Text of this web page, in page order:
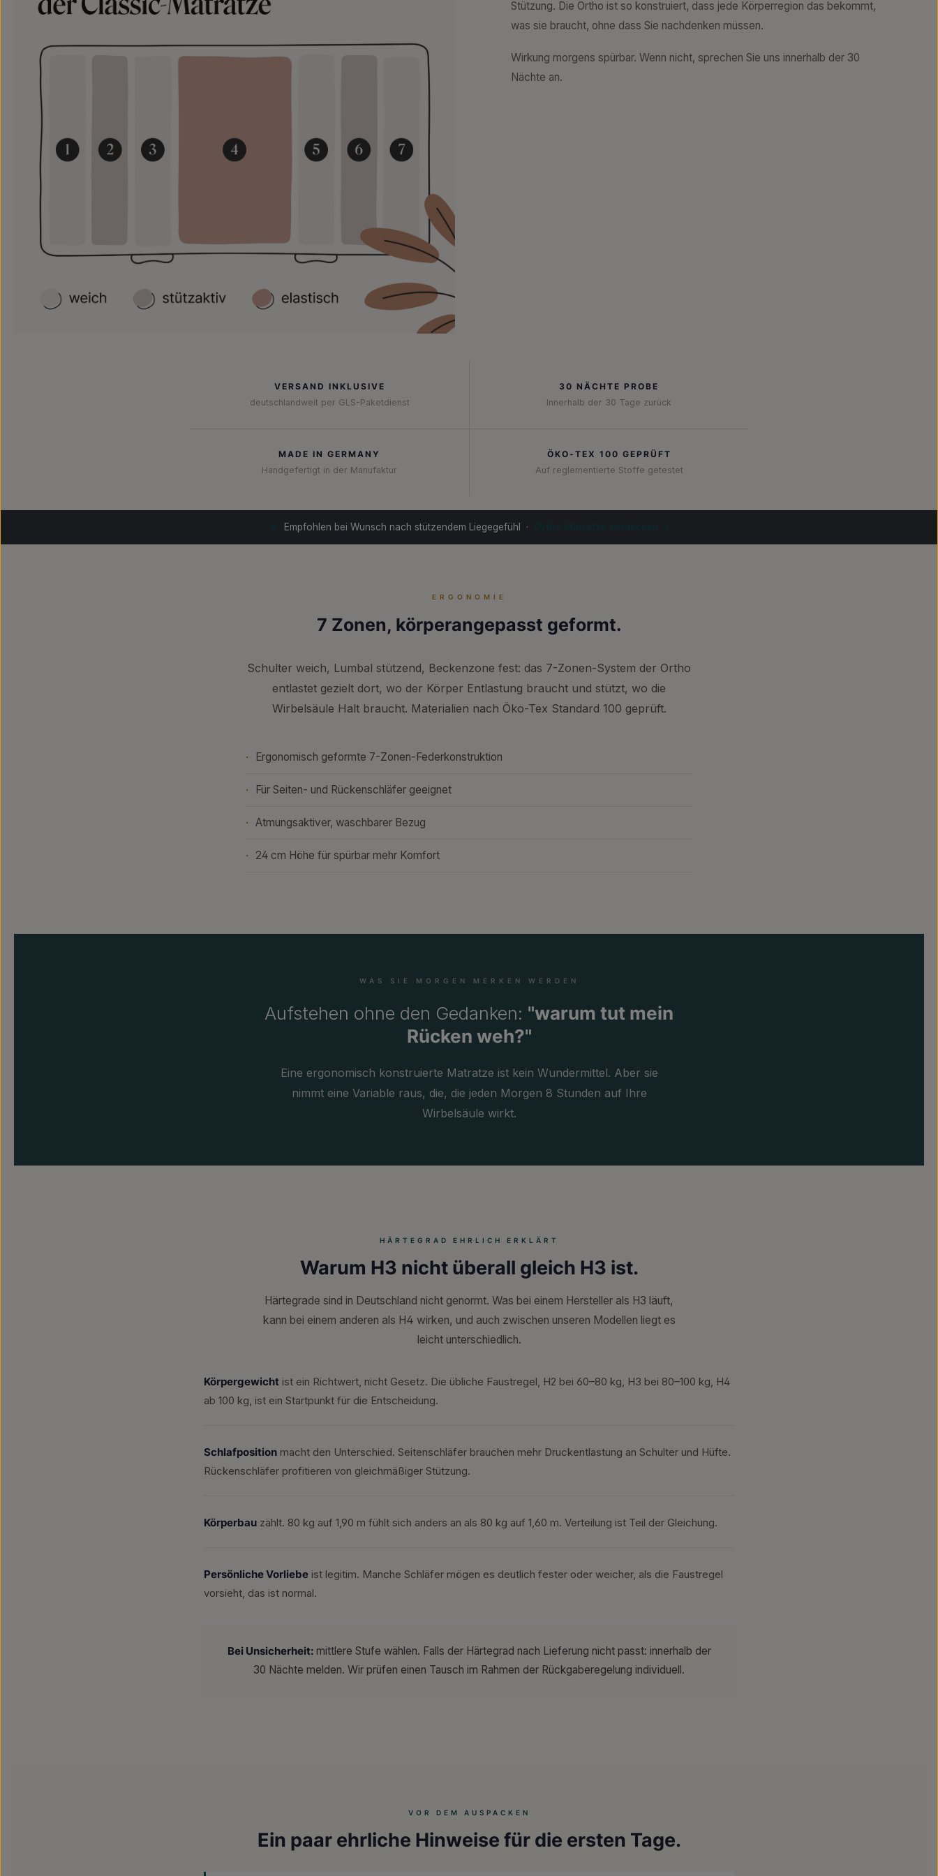
Stützung. Die Ortho ist so konstruiert, dass jede Körperregion das bekommt,
was sie braucht, ohne dass Sie nachdenken müssen.
Wirkung morgens spürbar. Wenn nicht, sprechen Sie uns innerhalb der 30
Nächte an.
VERSAND INKLUSIVE
deutschlandweit per GLS-Paketdienst
30 NÄCHTE PROBE
Innerhalb der 30 Tage zurück
MADE IN GERMANY
Handgefertigt in der Manufaktur
ÖKO-TEX 100 GEPRÜFT
Auf reglementierte Stoffe getestet
Empfohlen bei Wunsch nach stützendem Liegegefühl ·
ERGONOMIE
7 Zonen, körperangepasst geformt.
Schulter weich, Lumbal stützend, Beckenzone fest: das 7-Zonen-System der Ortho
entlastet gezielt dort, wo der Körper Entlastung braucht und stützt, wo die
Wirbelsäule Halt braucht. Materialien nach Öko-Tex Standard 100 geprüft.
· Ergonomisch geformte 7-Zonen-Federkonstruktion
· Für Seiten- und Rückenschläfer geeignet
· Atmungsaktiver, waschbarer Bezug
· 24 cm Höhe für spürbar mehr Komfort
WAS SIE MORGEN MERKEN WERDEN
Aufstehen ohne den Gedanken: "warum tut mein
Rücken weh?"
Eine ergonomisch konstruierte Matratze ist kein Wundermittel. Aber sie
nimmt eine Variable raus, die, die jeden Morgen 8 Stunden auf Ihre
Wirbelsäule wirkt.
HÄRTEGRAD EHRLICH ERKLÄRT
Warum H3 nicht überall gleich H3 ist.
Härtegrade sind in Deutschland nicht genormt. Was bei einem Hersteller als H3 läuft,
kann bei einem anderen als H4 wirken, und auch zwischen unseren Modellen liegt es
leicht unterschiedlich.
Körpergewicht ist ein Richtwert, nicht Gesetz. Die übliche Faustregel, H2 bei 60–80 kg, H3 bei 80–100 kg, H4
ab 100 kg, ist ein Startpunkt für die Entscheidung.
Schlafposition macht den Unterschied. Seitenschläfer brauchen mehr Druckentlastung an Schulter und Hüfte.
Rückenschläfer profitieren von gleichmäßiger Stützung.
Körperbau zählt. 80 kg auf 1,90 m fühlt sich anders an als 80 kg auf 1,60 m. Verteilung ist Teil der Gleichung.
Persönliche Vorliebe ist legitim. Manche Schläfer mögen es deutlich fester oder weicher, als die Faustregel
vorsieht, das ist normal.
Bei Unsicherheit:mittlere Stufe wählen. Falls der Härtegrad nach Lieferung nicht passt: innerhalb der
30 Nächte melden. Wir prüfen einen Tausch im Rahmen der Rückgaberegelung individuell.
VOR DEM AUSPACKEN
Ein paar ehrliche Hinweise für die ersten Tage.